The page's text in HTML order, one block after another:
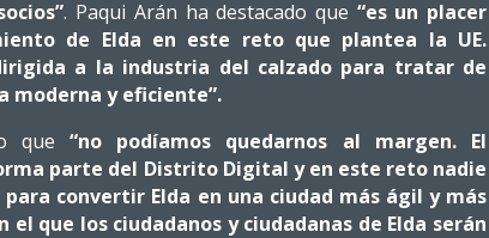
. Paqui Arán ha destacado que “es un placer
de Elda en este reto que plantea la UE.
a la industria del calzado para tratar de
moderna y eficiente”.
que “no podíamos quedarnos al margen. El
parte del Distrito Digital y en este reto nadie
convertir Elda en una ciudad más ágil y más
el que los ciudadanos y ciudadanas de Elda serán